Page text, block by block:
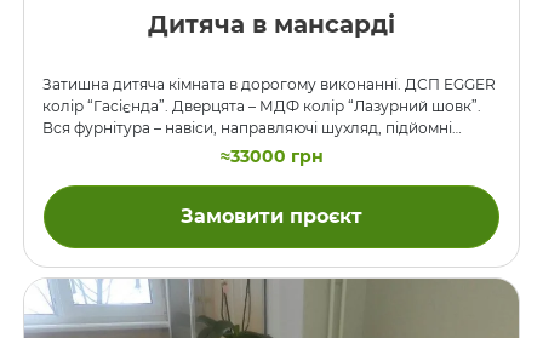
Дитяча в мансарді
Затишна дитяча кімната в дорогому виконанні. ДСП EGGER
колір “Гасієнда”. Дверцята – МДФ колір “Лазурний шовк”.
Вся фурнітура – навіси, направляючі шухляд, підйомні
механізми фасадів навісних шаф – фірми BLUM. Скрізь
встановлені демпфери та зачинювачі. Всі краї – заокруглені,
навісні полиці прикріплені до стіни металевими
стриженями наскрізь. З протилежного боку від стіни з
навісною полицею знаходиться саме така симетрична
кімнати і задню стінку другої шафи в сусідній кімнаті. Така
конструкція може впасти …
≈33000 грн
Замовити проєкт